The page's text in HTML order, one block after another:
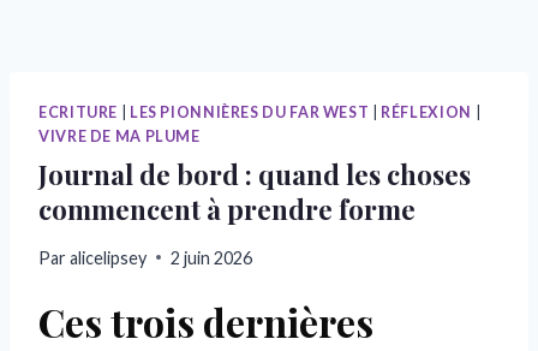
ECRITURE LES PIONNIÈRES DU FAR WEST RÉFLEXION
VIVRE DE MA PLUME
Journal de bord : quand les choses
commencent à prendre forme
Paralicelipsey 2 juin 2026
Ces trois dernières